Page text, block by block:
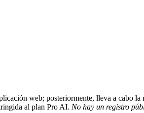
web; posteriormente, lleva a cabo la
al plan Pro AI. No hay un registro